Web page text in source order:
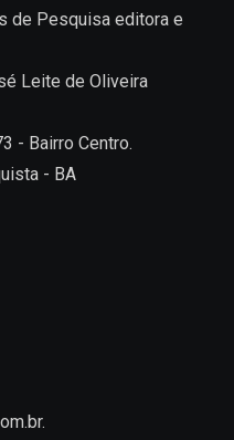
de Pesquisa editora e
Leite de Oliveira
- Bairro Centro.
- BA
.